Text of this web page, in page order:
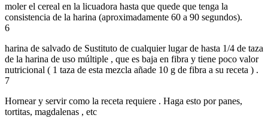
moler el cereal en la licuadora hasta que quede que tenga la
consistencia de la harina (aproximadamente 60 a 90 segundos).
6
harina de salvado de Sustituto de cualquier lugar de hasta 1/4 de taza
de la harina de uso múltiple , que es baja en fibra y tiene poco valor
nutricional ( 1 taza de esta mezcla añade 10 g de fibra a su receta ) .
7
Hornear y servir como la receta requiere . Haga esto por panes,
tortitas, magdalenas , etc